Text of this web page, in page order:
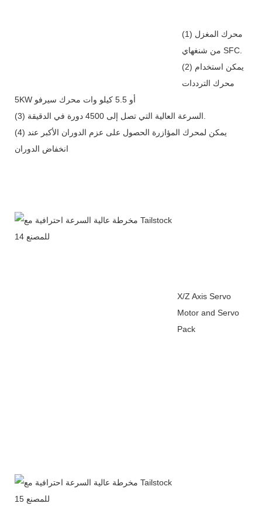
(1) محرك المغزل
من شنغهاي SFC.
(2) يمكن استخدام
محرك الترددات
(4) يمكن لمحرك المؤازرة الحصول على عزم الدوران الأكبر عند
انخفاض الدوران
X/Z Axis Servo
Motor and Servo
Pack